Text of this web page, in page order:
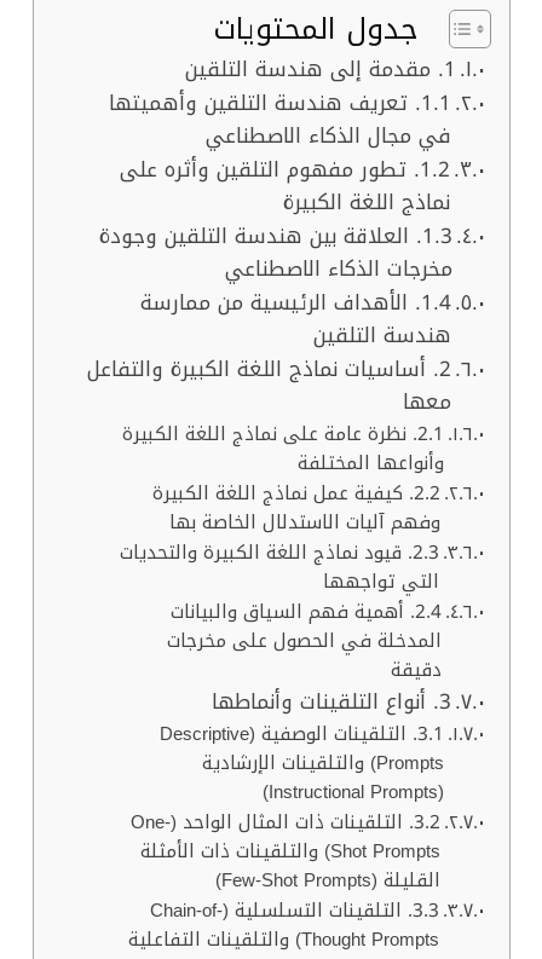
جدول المحتويات
1. مقدمة إلى هندسة التلقين
1.1. تعريف هندسة التلقين وأهميتها
في مجال الذكاء الاصطناعي
1.2. تطور مفهوم التلقين وأثره على
نماذج اللغة الكبيرة
1.3. العلاقة بين هندسة التلقين وجودة
مخرجات الذكاء الاصطناعي
1.4. الأهداف الرئيسية من ممارسة
هندسة التلقين
2. أساسيات نماذج اللغة الكبيرة والتفاعل
معها
2.1. نظرة عامة على نماذج اللغة الكبيرة
وأنواعها المختلفة
2.2. كيفية عمل نماذج اللغة الكبيرة
وفهم آليات الاستدلال الخاصة بها
2.3. قيود نماذج اللغة الكبيرة والتحديات
التي تواجهها
2.4. أهمية فهم السياق والبيانات
المدخلة في الحصول على مخرجات
دقيقة
3. أنواع التلقينات وأنماطها
3.1. التلقينات الوصفية (Descriptive
Prompts) والتلقينات الإرشادية
(Instructional Prompts)
3.2. التلقينات ذات المثال الواحد (One-
Shot Prompts) والتلقينات ذات الأمثلة
القليلة (Few-Shot Prompts)
3.3. التلقينات التسلسلية (Chain-of-
Thought Prompts) والتلقينات التفاعلية